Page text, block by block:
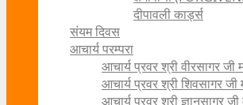
दीपावली कार्ड्स
संयम दिवस
आचार्य परम्परा
आचार्य प्रवर श्री वीरसागर जी
आचार्य प्रवर श्री शिवसागर जी
आचार्य प्रवर श्री ज्ञानसागर जी